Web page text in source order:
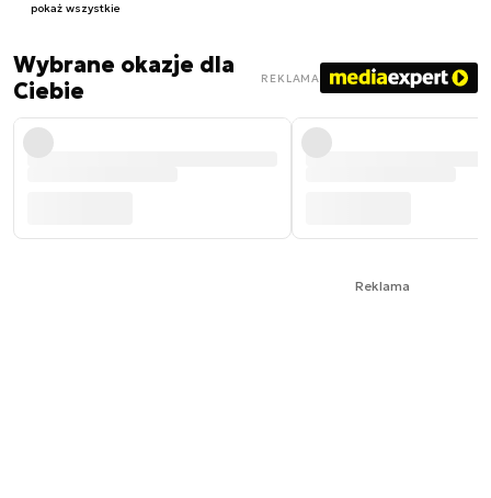
pokaż wszystkie
Wybrane okazje dla
Ciebie
REKLAMA
Reklama